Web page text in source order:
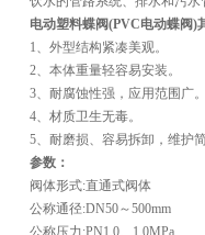
电动塑料蝶阀(PVC电动蝶阀)
1、外型结构紧凑美观。
2、本体重量轻容易安装。
3、耐腐蚀性强，应用范围广
4、材质卫生无毒。
5、耐磨损、容易拆卸，维护
参数：
阀体形式:直通式阀体
公称通径:DN50～500mm
公称压力:PN1.0、1.0MPa